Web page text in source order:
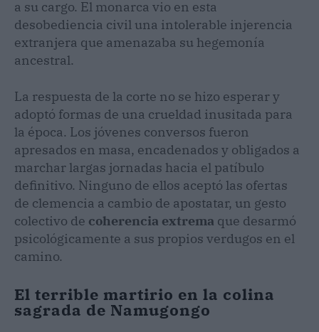
a su cargo. El monarca vio en esta
desobediencia civil una intolerable injerencia
extranjera que amenazaba su hegemonía
ancestral.
La respuesta de la corte no se hizo esperar y
adoptó formas de una crueldad inusitada para
la época. Los jóvenes conversos fueron
apresados en masa, encadenados y obligados a
marchar largas jornadas hacia el patíbulo
definitivo. Ninguno de ellos aceptó las ofertas
de clemencia a cambio de apostatar, un gesto
colectivo de coherencia extrema que desarmó
psicológicamente a sus propios verdugos en el
camino.
El terrible martirio en la colina
sagrada de Namugongo